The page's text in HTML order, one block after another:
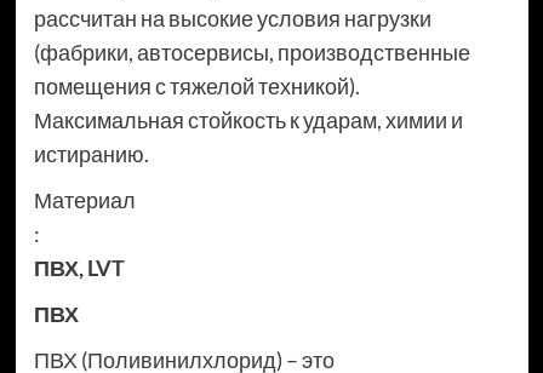
рассчитан на высокие условия нагрузки
(фабрики, автосервисы, производственные
помещения с тяжелой техникой).
Максимальная стойкость к ударам, химии и
истиранию.
Материал
:
ПВХ,LVT
ПВХ
ПВХ (Поливинилхлорид) – это